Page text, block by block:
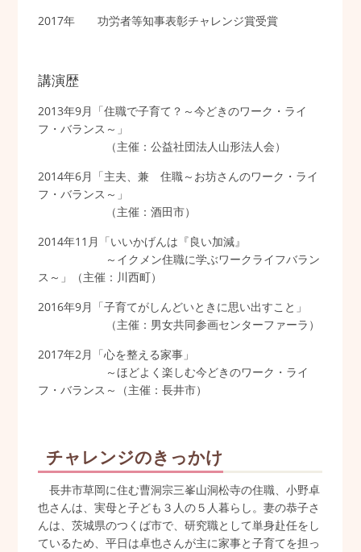
2017年 功労者等知事表彰チャレンジ賞受賞
講演歴
2013年9月「住職で子育て？～今どきのワーク・ライ
フ・バランス～」
（主催：公益社団法人山形法人会）
2014年6月「主夫、兼 住職～お坊さんのワーク・ライ
フ・バランス～」
（主催：酒田市）
2014年11月「いいかげんは『良い加減』
～イクメン住職に学ぶワークライフバラン
ス～」（主催：川西町）
2016年9月「子育てがしんどいときに思い出すこと」
（主催：男女共同参画センターファーラ）
2017年2月「心を整える家事」
～ほどよく楽しむ今どきのワーク・ライ
フ・バランス～（主催：長井市）
チャレンジのきっかけ
長井市草岡に住む曹洞宗三峯山洞松寺の住職、小野卓
也さんは、実母と子ども３人の５人暮らし。妻の恭子さ
んは、茨城県のつくば市で、研究職として単身赴任をし
ているため、平日は卓也さんが主に家事と子育てを担っ